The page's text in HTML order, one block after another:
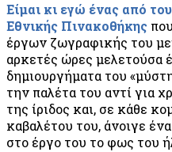
Είμαι κι εγώ ένας από
Εθνικής Πινακοθήκης
έργων ζωγραφικής του
αρκετές ώρες μελετούσα
δημιουργήματα του
την παλέτα του αντί για
της ίριδος και, σε κάθε
καβαλέτου του, άνοιγε
στο έργο του το φως του